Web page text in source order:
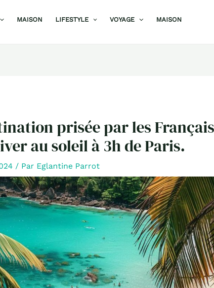
MAISON LIFESTYLE VOYAGE MAISON
prisée par les
au soleil à 3h de Paris.
/ Par Eglantine Parrot